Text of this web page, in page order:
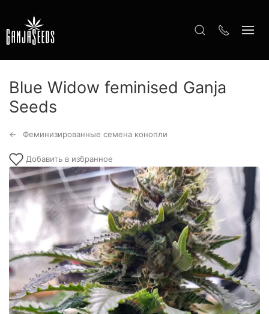
Blue Widow feminised Ganja
Seeds
Феминизированные семена конопли
Добавить в избранное